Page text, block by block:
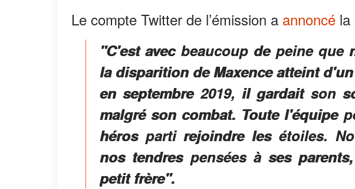
Le compte Twitter de l’émission a annoncé la
"C'est avec beaucoup de peine que
la disparition de Maxence atteint
en septembre 2019, il gardait son
malgré son combat. Toute l'équipe
héros parti rejoindre les étoiles.
nos tendres pensées à ses
petit frère".